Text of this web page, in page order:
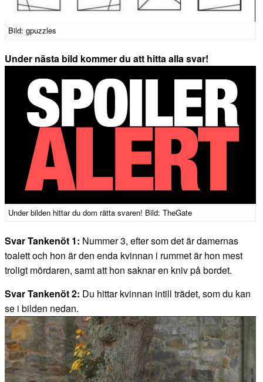
Bild: gpuzzles
Under nästa bild kommer du att hitta alla svar!
Under bilden hittar du dom rätta svaren! Bild: TheGate
Svar Tankenöt 1: Nummer 3, efter som det är damernas
toalett och hon är den enda kvinnan i rummet är hon mest
troligt mördaren, samt att hon saknar en kniv på bordet.
Svar Tankenöt 2: Du hittar kvinnan intill trädet, som du kan
se i bilden nedan.